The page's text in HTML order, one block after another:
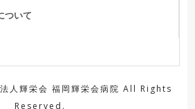
ついて
人輝栄会 福岡輝栄会病院 All Rights
Reserved.